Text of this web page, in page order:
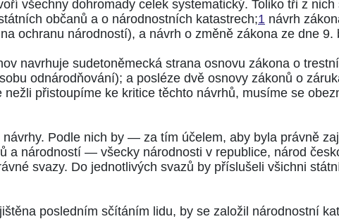
všechny dohromady celek systematický. Toliko tři z
občanů a o národnostních katastrech;1 návrh
ochranu národností), a návrh o změně zákona ze dne 9.
navrhuje sudetoněmecká strana osnovu zákona o
odnárodňování); a posléze dvě osnovy zákonů o
nežli přistoupíme ke kritice těchto návrhů, musíme se
Podle nich by — za tím účelem, aby byla právně
a národností — všecky národnosti v republice, národ
svazy. Do jednotlivých svazů by příslušeli všichni
posledním sčítáním lidu, by se založil národnostní